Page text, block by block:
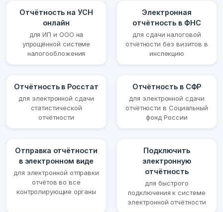
Отчётность на УСН
онлайн
для ИП и ООО на
упрощённой системе
налогообложения
Электронная
отчётность в ФНС
для сдачи налоговой
отчётности без визитов в
инспекцию
Отчётность в Росстат
для электронной сдачи
статистической
отчётности
Отчётность в СФР
для электронной сдачи
отчётности в Социальный
фонд России
Отправка отчётности
в электронном виде
для электронной отправки
отчётов во все
контролирующие органы
Подключить
электронную
отчётность
для быстрого
подключения к системе
электронной отчётности